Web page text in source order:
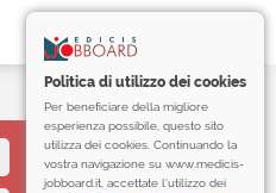
Politica di utilizzo dei cookies
Per beneficiare della migliore
esperienza possibile, questo sito
utilizza dei cookies. Continuando la
vostra navigazione su www.medicis-
jobboard.it, accettate l’utilizzo dei
Gastroenterologo